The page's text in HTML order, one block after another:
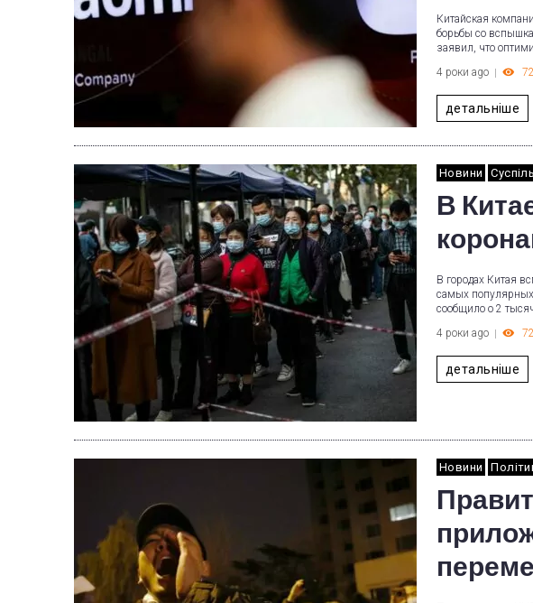
Китайская
борьбы со
заявил, что
4 роки ago
детальніше
Новини
В
В городах Китая
самых популярных
сообщило о 2
4 роки ago
детальніше
Новини